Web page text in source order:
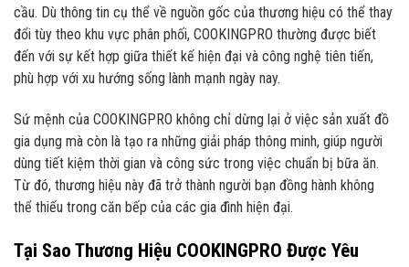
cầu. Dù thông tin cụ thể về nguồn gốc của thương hiệu có thể thay
đổi tùy theo khu vực phân phối, COOKINGPRO thường được biết
đến với sự kết hợp giữa thiết kế hiện đại và công nghệ tiên tiến,
phù hợp với xu hướng sống lành mạnh ngày nay.
Sứ mệnh của COOKINGPRO không chỉ dừng lại ở việc sản xuất đồ
gia dụng mà còn là tạo ra những giải pháp thông minh, giúp người
dùng tiết kiệm thời gian và công sức trong việc chuẩn bị bữa ăn.
Từ đó, thương hiệu này đã trở thành người bạn đồng hành không
thể thiếu trong căn bếp của các gia đình hiện đại.
Tại Sao Thương Hiệu COOKINGPRO Được Yêu